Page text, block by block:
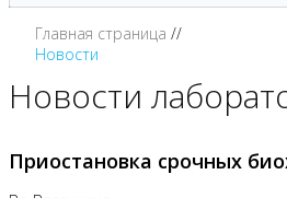
Главная страница
Новости
Новости
Приостановка срочных